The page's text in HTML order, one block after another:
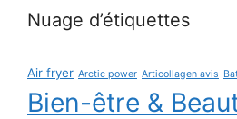
Nuage d’étiquettes
Air fryer Arctic power Articollagen avis
Bien-être &